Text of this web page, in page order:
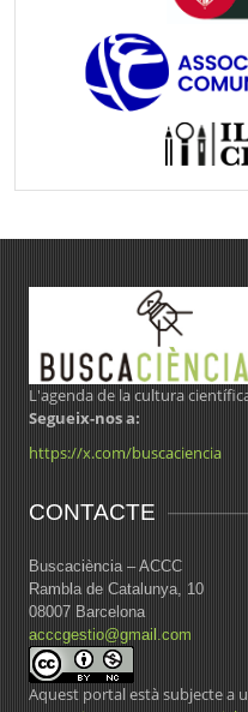
L'agenda de la cultura
Segueix-nos a:
https://x.com/buscaciencia
CONTACTE
Buscaciència – ACCC
Rambla de Catalunya, 10
08007 Barcelona
acccgestio@gmail.com
Aquest portal està subjecte a